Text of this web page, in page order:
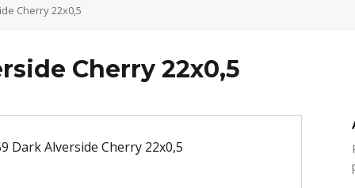
Cherry 22x0,5
Cherry 22x0,5